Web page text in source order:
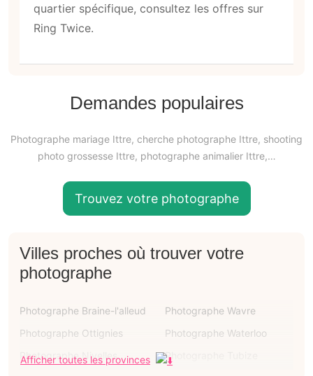
quartier spécifique, consultez les offres sur
Ring Twice.
Demandes populaires
Photographe mariage Ittre, cherche photographe Ittre, shooting
photo grossesse Ittre, photographe animalier Ittre,…
Trouvez votre photographe
Villes proches où trouver votre
photographe
Photographe Braine-l'alleud
Photographe Wavre
Photographe Ottignies
Photographe Waterloo
Photographe Nivelles
Photographe Tubize
Afficher toutes les provinces